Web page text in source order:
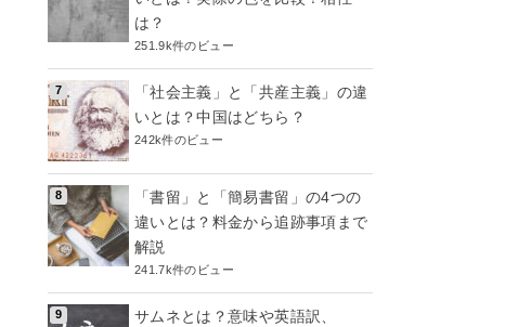
は？
251.9k件のビュー
「社会主義」と「共産主義」の違
いとは？中国はどちら？
242k件のビュー
「書留」と「簡易書留」の4つの
違いとは？料金から追跡事項まで
解説
241.7k件のビュー
サムネとは？意味や英語訳、